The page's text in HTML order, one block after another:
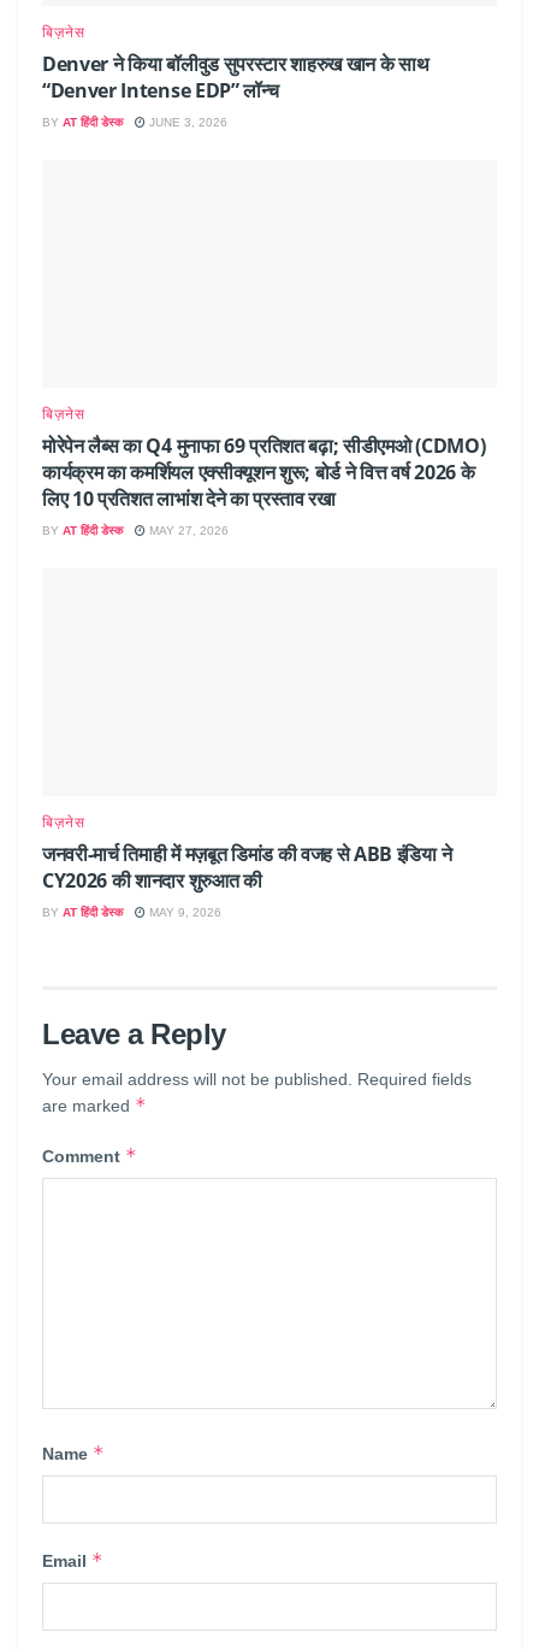
बिज़नेस
Denver ने किया बॉलीवुड सुपरस्टार शाहरुख खान के साथ
“Denver Intense EDP” लॉन्च
BY AT हिंदी डेस्क JUNE 3, 2026
बिज़नेस
मोरेपेन लैब्स का Q4 मुनाफा 69 प्रतिशत बढ़ा; सीडीएमओ (CDMO)
कार्यक्रम का कमर्शियल एक्सीक्यूशन शुरू; बोर्ड ने वित्त वर्ष 2026 के
लिए 10 प्रतिशत लाभांश देने का प्रस्ताव रखा
BY AT हिंदी डेस्क MAY 27, 2026
बिज़नेस
जनवरी-मार्च तिमाही में मज़बूत डिमांड की वजह से ABB इंडिया ने
CY2026 की शानदार शुरुआत की
BY AT हिंदी डेस्क MAY 9, 2026
Leave a Reply
Your email address will not be published.
Required fields
are marked *
Comment *
Name *
Email *